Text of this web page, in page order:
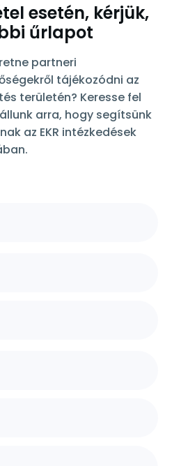
esetén, kérjük,
űrlapot
partneri
tájékozódni az
területén? Keresse fel
arra, hogy segítsünk
az EKR intézkedések